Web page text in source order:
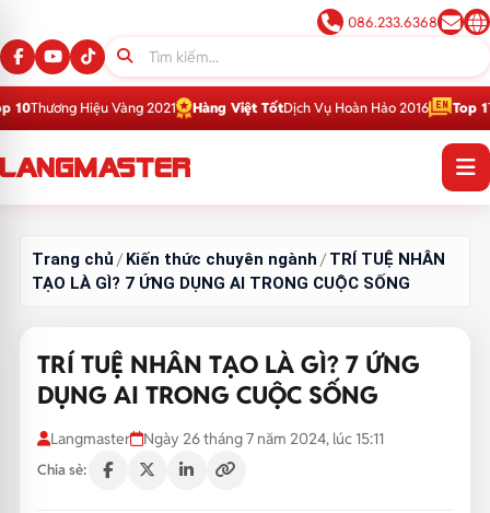
086.233.6368
Vàng 2021 Hàng Việt TốtDịch Vụ Hoàn Hảo 2016 Top 1Thương Hiệu
Trang chủ /Kiến thức chuyên ngành /TRÍ TUỆ NHÂN
TẠO LÀ GÌ? 7 ỨNG DỤNG AI TRONG CUỘC SỐNG
TRÍ TUỆ NHÂN TẠO LÀ GÌ? 7 ỨNG
DỤNG AI TRONG CUỘC SỐNG
Langmaster Ngày 26 tháng 7 năm 2024, lúc 15:11
Chia sẻ: